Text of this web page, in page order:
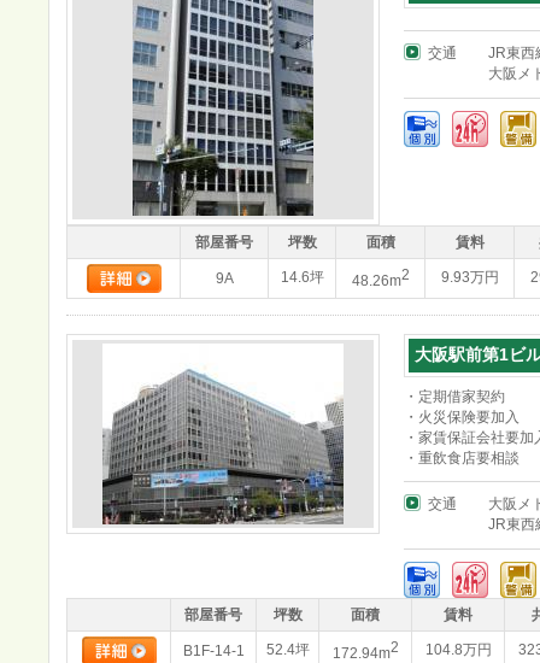
交通
JR東西
大阪メ
部屋番号 坪数 面積 賃料
9A 14.6坪 48.26m2 9.93万円
大阪駅前第1ビ
・定期借家契約
・火災保険要加入
・家賃保証会社要加
・重飲食店要相談
交通
大阪メ
JR東西
部屋番号 坪数 面積 賃料
B1F-14-1 52.4坪 172.94m2 104.8万円